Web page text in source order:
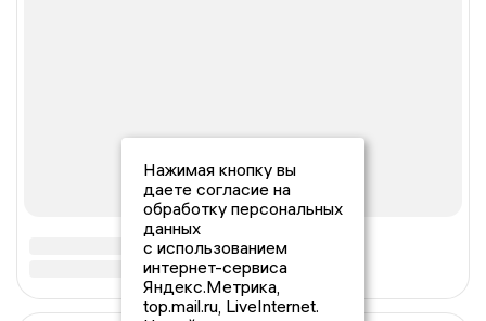
Нажимая кнопку вы
даете согласие на
обработку персональных
данных
с использованием
интернет-сервиса
Яндекс.Метрика,
top.mail.ru, LiveInternet.